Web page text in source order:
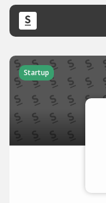
Startup